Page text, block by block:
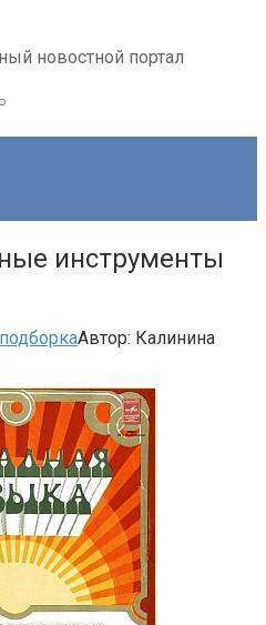
новостной портал
инструменты
Автор: Калинина